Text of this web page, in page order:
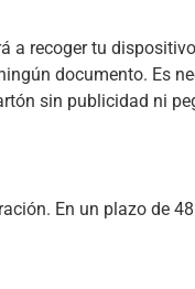
a recoger tu
documento. Es
sin publicidad ni
En un plazo de